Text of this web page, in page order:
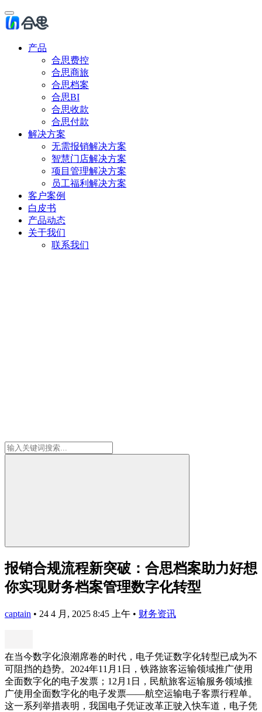
产品
合思费控
合思商旅
合思档案
合思BI
合思收款
合思付款
解决方案
无需报销解决方案
智慧门店解决方案
项目管理解决方案
员工福利解决方案
客户案例
白皮书
产品动态
关于我们
联系我们
报销合规流程新突破：合思档案助力好想
你实现财务档案管理数字化转型
captain • 24 4 月, 2025 8:45 上午 • 财务资讯
在当今数字化浪潮席卷的时代，电子凭证数字化转型已成为不
可阻挡的趋势。2024年11月1日，铁路旅客运输领域推广使用
全面数字化的电子发票；12月1日，民航旅客运输服务领域推
广使用全面数字化的电子发票——航空运输电子客票行程单。
这一系列举措表明，我国电子凭证改革正驶入快车道，电子凭